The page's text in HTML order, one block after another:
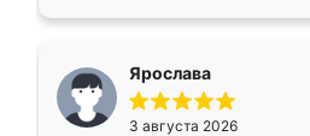
Ярослава
3 августа 2026